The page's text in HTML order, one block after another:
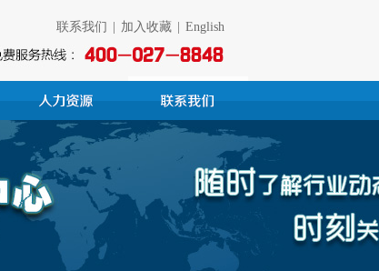
联系我们 加入收藏 English